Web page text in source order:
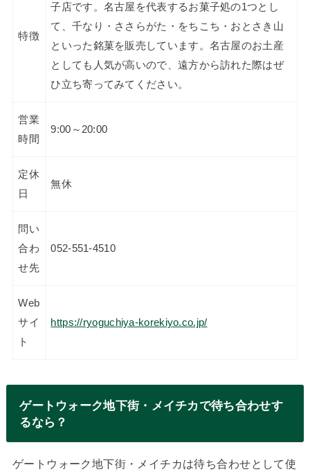
特徴
子店です。名古屋を代表するお菓子処の1つとし
て、千なり・ささらがた・をちこち・おとさき山
といった銘菓を販売しています。名古屋のお土産
としても人気が高いので、遠方から訪れた際はぜ
ひ立ち寄ってみてください。
営業
時間
9:00～20:00
定休
日
無休
問い
合わ
せ先
052-551-4510
Web
サイ
ト
https://ryoguchiya-korekiyo.co.jp/
ゲートウォーク地下街・メイチカで待ち合わせす
るなら？
ゲートウォーク地下街・メイチカは待ち合わせとして使